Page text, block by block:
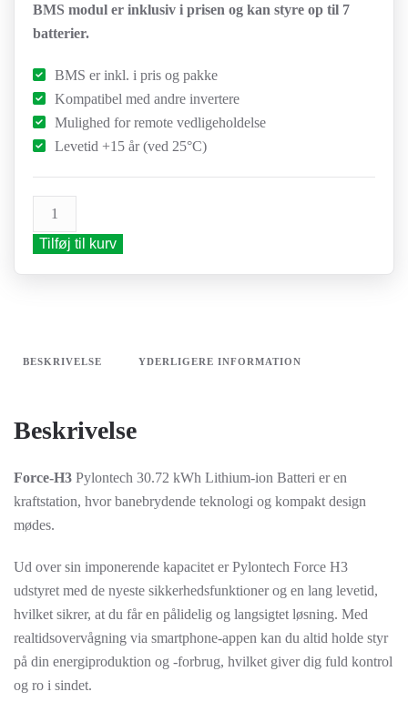
BMS modul er inklusiv i prisen og kan styre op til 7
batterier.
BMS er inkl. i pris og pakke
Kompatibel med andre invertere
Mulighed for remote vedligeholdelse
Levetid +15 år (ved 25°C)
Pylontech
batteri
Force-
H3
Tilføj til kurv
BESKRIVELSE YDERLIGERE INFORMATION
Beskrivelse
Force-H3 Pylontech 30.72 kWh Lithium-ion Batteri er en
kraftstation, hvor banebrydende teknologi og kompakt design
mødes.
Ud over sin imponerende kapacitet er Pylontech Force H3
udstyret med de nyeste sikkerhedsfunktioner og en lang levetid,
hvilket sikrer, at du får en pålidelig og langsigtet løsning. Med
realtidsovervågning via smartphone-appen kan du altid holde styr
på din energiproduktion og -forbrug, hvilket giver dig fuld kontrol
og ro i sindet.